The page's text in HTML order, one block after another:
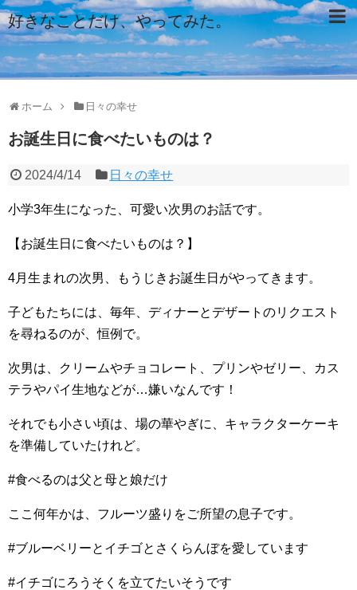
好きなことだけ、やってみた。
ホーム 日々の幸せ
お誕生日に食べたいものは？
2024/4/14 日々の幸せ
小学3年生になった、可愛い次男のお話です。
【お誕生日に食べたいものは？】
4月生まれの次男、もうじきお誕生日がやってきます。
子どもたちには、毎年、ディナーとデザートのリクエスト
を尋ねるのが、恒例で。
次男は、クリームやチョコレート、プリンやゼリー、カス
テラやパイ生地などが…嫌いなんです！
それでも小さい頃は、場の華やぎに、キャラクターケーキ
を準備していたけれど。
#食べるのは父と母と娘だけ
ここ何年かは、フルーツ盛りをご所望の息子です。
#ブルーベリーとイチゴとさくらんぼを愛しています
#イチゴにろうそくを立てたいそうです